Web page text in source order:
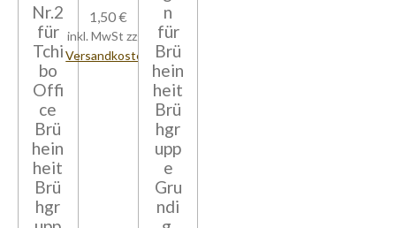
Nr.2
für
Tchi
bo
Offi
ce
Brü
hein
heit
Brü
hgr
1,50 €
inkl. MwSt zzgl.
Versandkosten
n
für
Brü
hein
heit
Brü
hgr
upp
e
Gru
ndi